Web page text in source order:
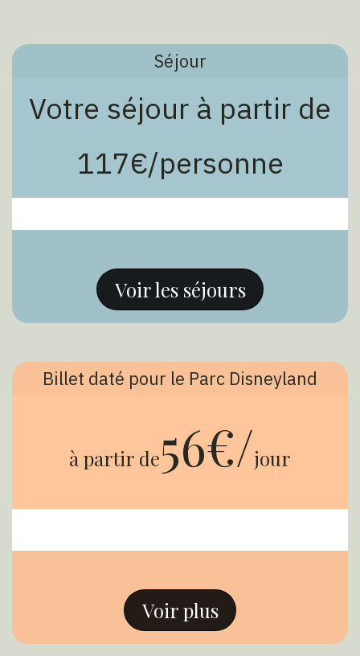
Séjour
Votre séjour à partir de
117€/personne
Voir les séjours​
Billet daté pour le Parc Disneyland
à partir de56€/jour
Voir plus